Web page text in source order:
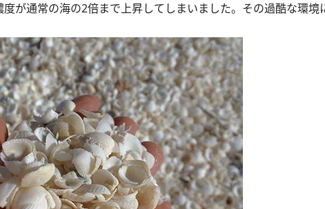
が通常の海の2倍まで上昇してしまいました。その過酷な環